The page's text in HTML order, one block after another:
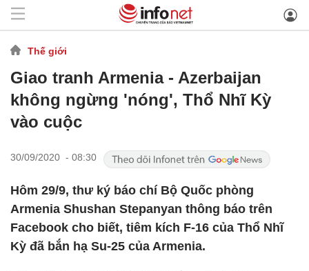
Thế giới
Giao tranh Armenia - Azerbaijan
không ngừng 'nóng', Thổ Nhĩ Kỳ
vào cuộc
30/09/2020 - 08:30
Hôm 29/9, thư ký báo chí Bộ Quốc phòng
Armenia Shushan Stepanyan thông báo trên
Facebook cho biết, tiêm kích F-16 của Thổ Nhĩ
Kỳ đã bắn hạ Su-25 của Armenia.